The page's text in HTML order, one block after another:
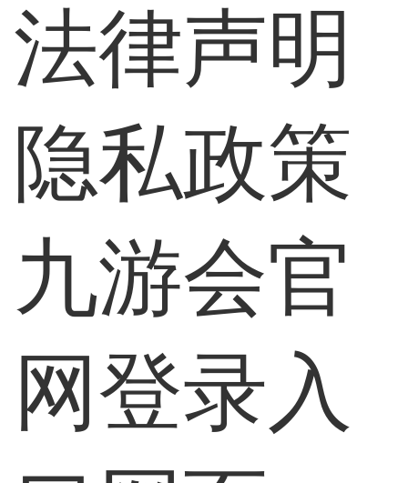
法律声明
隐私政策
九游会官
网登录入